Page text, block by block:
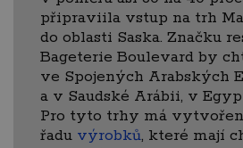
připraviila vstup na trh
do oblasti Saska. Značku
Bageterie Boulevard by
ve Spojených Arabských
a v Saudské Arábii, v
Pro tyto trhy má
řadu výrobků, které mají